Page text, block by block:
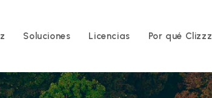
Soluciones Licencias Por qué Clizzz